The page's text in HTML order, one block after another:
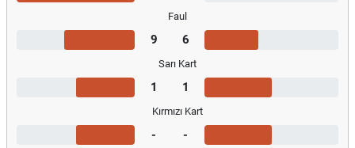
Faul
9 6
Sarı Kart
1 1
Kırmızı Kart
- -